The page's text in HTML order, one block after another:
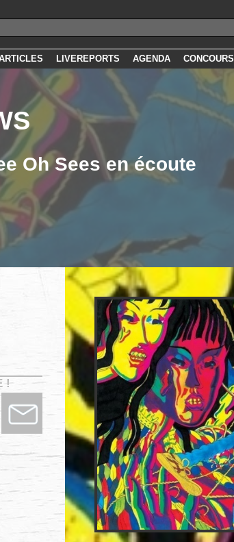
LIVEREPORTS AGENDA CONCOURS
Oh Sees en écoute
!